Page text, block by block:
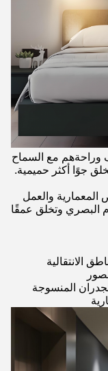
وراحةهم مع السماح
جوًا أكثر حميمية.
والعمل
البصري وتخلق عمقًا
الانتقالية
المنسوجة